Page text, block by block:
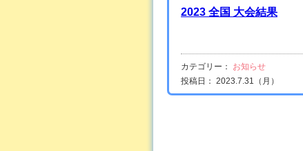
2023 全国 大会結果
カテゴリー： お知らせ
投稿日： 2023.7.31（月）